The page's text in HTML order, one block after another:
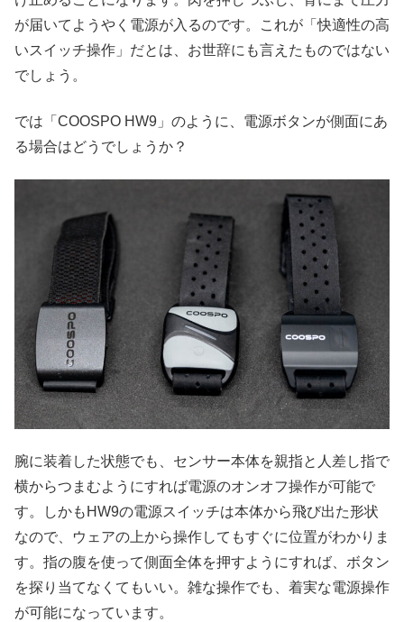
が届いてようやく電源が入るのです。これが「快適性の高
いスイッチ操作」だとは、お世辞にも言えたものではない
でしょう。
では「COOSPO HW9」のように、電源ボタンが側面にあ
る場合はどうでしょうか？
腕に装着した状態でも、センサー本体を親指と人差し指で
横からつまむようにすれば電源のオンオフ操作が可能で
す。しかもHW9の電源スイッチは本体から飛び出た形状
なので、ウェアの上から操作してもすぐに位置がわかりま
す。指の腹を使って側面全体を押すようにすれば、ボタン
を探り当てなくてもいい。雑な操作でも、着実な電源操作
が可能になっています。